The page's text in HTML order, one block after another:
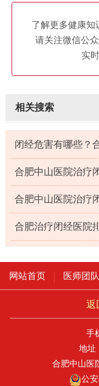
了解更多健康知
请关注微信公
实
相关搜索
闭经危害有哪些？
合肥中山医院治疗
合肥中山医院治疗
合肥治疗闭经医院
网站首页 医师团队
返
手
地址
合肥中山医
公